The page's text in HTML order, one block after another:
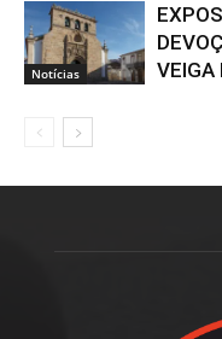
Notícias
VEIGA